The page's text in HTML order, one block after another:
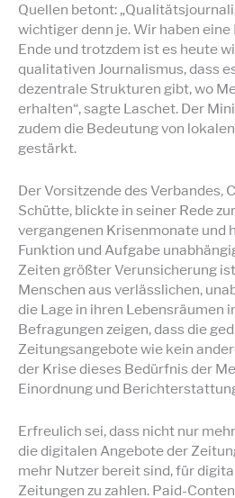
Quellen betont:
wichtiger denn je. Wir haben
Ende und trotzdem ist es heute
qualitativen Journalismus, dass
dezentrale Strukturen gibt, wo
erhalten“, sagte Laschet. Der
zudem die Bedeutung von
gestärkt.
Der Vorsitzende des Verbandes,
Schütte, blickte in seiner Rede
vergangenen Krisenmonate und
Funktion und Aufgabe
Zeiten größter Verunsicherung
Menschen aus verlässlichen,
die Lage in ihren Lebensräumen
Befragungen zeigen, dass die
Zeitungsangebote wie kein
der Krise dieses Bedürfnis der
Einordnung und
Erfreulich sei, dass nicht nur
die digitalen Angebote der
mehr Nutzer bereit sind, für
Zeitungen zu zahlen. Paid-